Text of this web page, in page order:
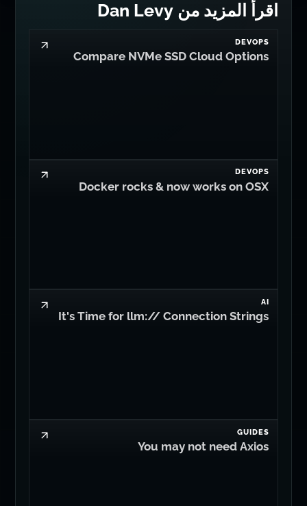
اقرأ المزيد من Dan Levy
DEVOPS
Compare NVMe SSD Cloud Options
DEVOPS
Docker rocks & now works on OSX
AI
It's Time for llm:// Connection Strings
GUIDES
You may not need Axios